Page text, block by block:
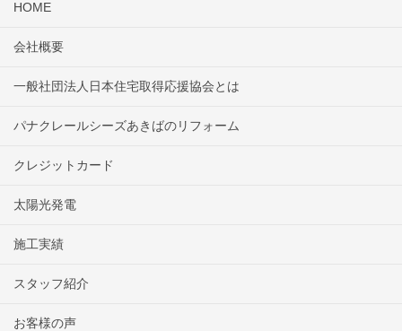
HOME
会社概要
一般社団法人日本住宅取得応援協会とは
パナクレールシーズあきばのリフォーム
クレジットカード
太陽光発電
施工実績
スタッフ紹介
お客様の声